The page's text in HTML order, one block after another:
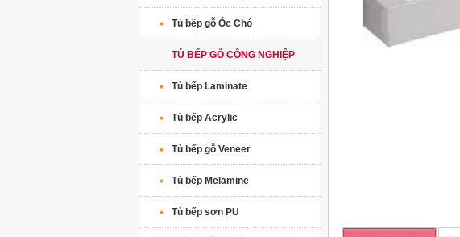
Tủ bếp gỗ Óc Chó
TỦ BẾP GỖ CÔNG NGHIỆP
Tủ bếp Laminate
Tủ bếp Acrylic
Tủ bếp gỗ Veneer
Tủ bếp Melamine
Tủ bếp sơn PU